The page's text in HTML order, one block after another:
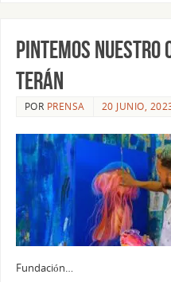
PINTEMOS NUESTRO
TERÁN
POR PRENSA 20 JUNIO,
Fundación…